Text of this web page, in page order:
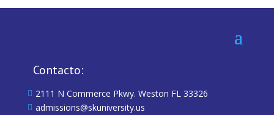
Contacto:
 2111 N Commerce Pkwy. Weston FL 33326
 admissions@skuniversity.us